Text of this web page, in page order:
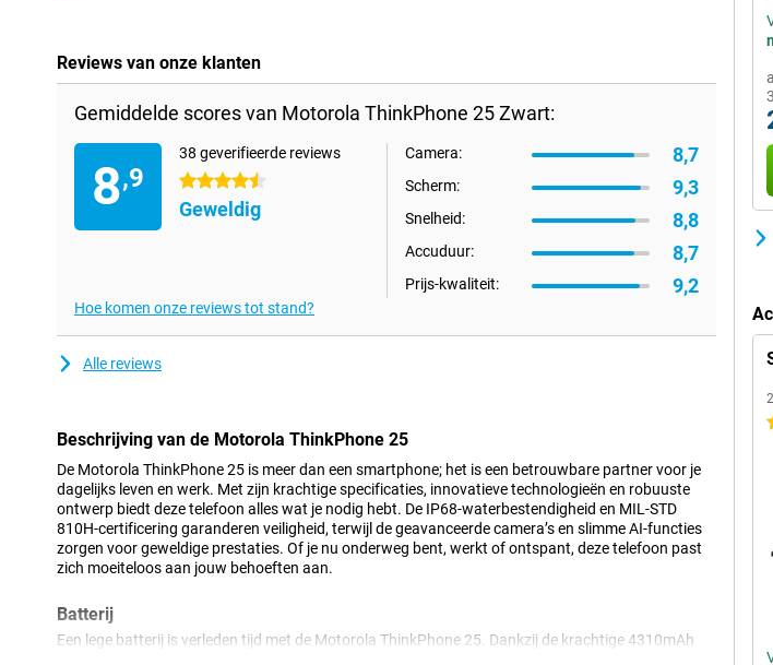
Reviews van onze klanten
Gemiddelde scores van Motorola ThinkPhone 25 Zwart:
8,9
38 geverifieerde reviews
4.5 sterren
Geweldig
Camera: 8,7
Scherm: 9,3
Snelheid: 8,8
Accuduur: 8,7
Prijs-kwaliteit: 9,2
Hoe komen onze reviews tot stand?
Alle reviews
Beschrijving van de Motorola ThinkPhone 25
De Motorola ThinkPhone 25 is meer dan een smartphone; het is een betrouwbare partner voor je
dagelijks leven en werk. Met zijn krachtige specificaties, innovatieve technologieën en robuuste
ontwerp biedt deze telefoon alles wat je nodig hebt. De IP68-waterbestendigheid en MIL-STD
810H-certificering garanderen veiligheid, terwijl de geavanceerde camera’s en slimme AI-functies
zorgen voor geweldige prestaties. Of je nu onderweg bent, werkt of ontspant, deze telefoon past
zich moeiteloos aan jouw behoeften aan.
Batterij
Een lege batterij is verleden tijd met de Motorola ThinkPhone 25. Dankzij de krachtige 4310mAh